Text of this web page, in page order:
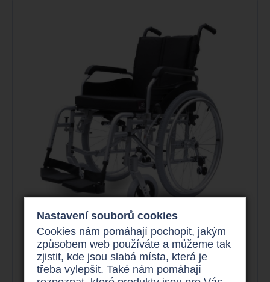
Mechanický invalidní vozík, šířky
sedu 49 - 54 cm
Nastavení souborů cookies
Cookies nám pomáhají pochopit, jakým
způsobem web používáte a můžeme tak
zjistit, kde jsou slabá místa, která je
třeba vylepšit. Také nám pomáhají